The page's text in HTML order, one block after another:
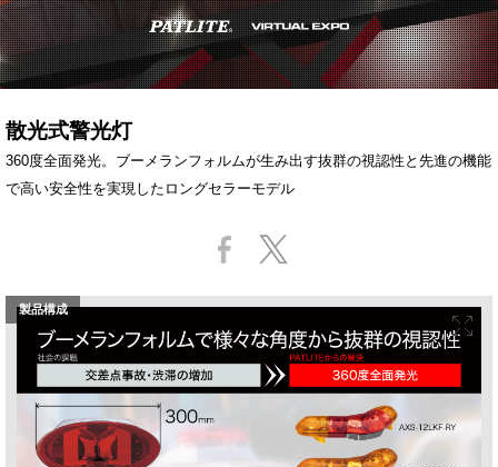
散光式警光灯
360度全面発光。ブーメランフォルムが生み出す抜群の視認性と先進の機能
で高い安全性を実現したロングセラーモデル
製品構成